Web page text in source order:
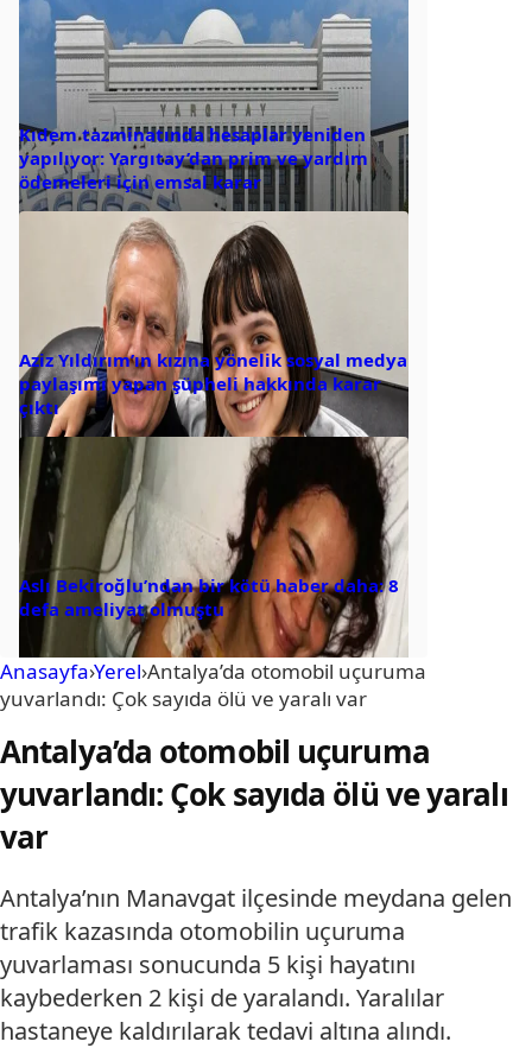
Kıdem tazminatında hesaplar yeniden
yapılıyor: Yargıtay’dan prim ve yardım
ödemeleri için emsal karar
Aziz Yıldırım’ın kızına yönelik sosyal medya
paylaşımı yapan şüpheli hakkında karar
çıktı
Aslı Bekiroğlu’ndan bir kötü haber daha: 8
defa ameliyat olmuştu
Anasayfa›Yerel›Antalya’da otomobil uçuruma
yuvarlandı: Çok sayıda ölü ve yaralı var
Antalya’da otomobil uçuruma
yuvarlandı: Çok sayıda ölü ve yaralı
var
Antalya’nın Manavgat ilçesinde meydana gelen
trafik kazasında otomobilin uçuruma
yuvarlaması sonucunda 5 kişi hayatını
kaybederken 2 kişi de yaralandı. Yaralılar
hastaneye kaldırılarak tedavi altına alındı.